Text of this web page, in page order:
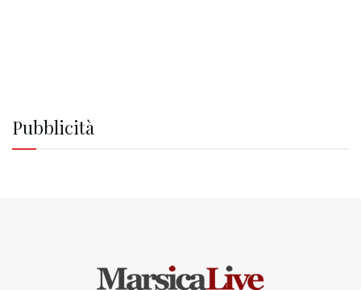
Pubblicità